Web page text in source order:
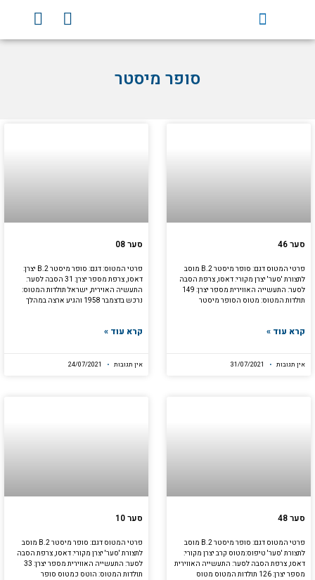
F
a
c
Y
o
u
סופר מיסטר
סער 46
פרטי המטוס דגם: סופר מיסטר B.2 מוסב
לתצורת 'סער' יצרן מקורי: דאסו, צרפת הסבה
לסער: התעשייה האווירית מספר יצרן: 149
תולדות המטוס: מטוס הסופר מיסטר
קרא עוד »
אין תגובות
סער 08
פרטי המטוס: דגם: סופר מיסטר B.2 יצרן:
דאסו, צרפת מספר יצרן: 31 הסבה לסער:
התעשיה האוירית, ישראל תולדות המטוס:
נרכש בדצמבר 1958 והגיע ארצה במהלך
קרא עוד »
אין תגובות
סער 48
פרטי המטוס דגם: סופר מיסטר B.2 מוסב
לתצורת 'סער' טיפוס:מטוס קרב יצרן מקורי:
דאסו, צרפת הסבה לסער: התעשייה האווירית
מספר יצרן: 126 תולדות המטוס מטוס
סער 10
פרטי המטוס דגם: סופר מיסטר B.2 מוסב
לתצורת 'סער' יצרן מקורי: דאסו, צרפת הסבה
לסער: התעשייה האווירית מספר יצרן: 33
תולדות המטוס: הוטס כמטוס סופר